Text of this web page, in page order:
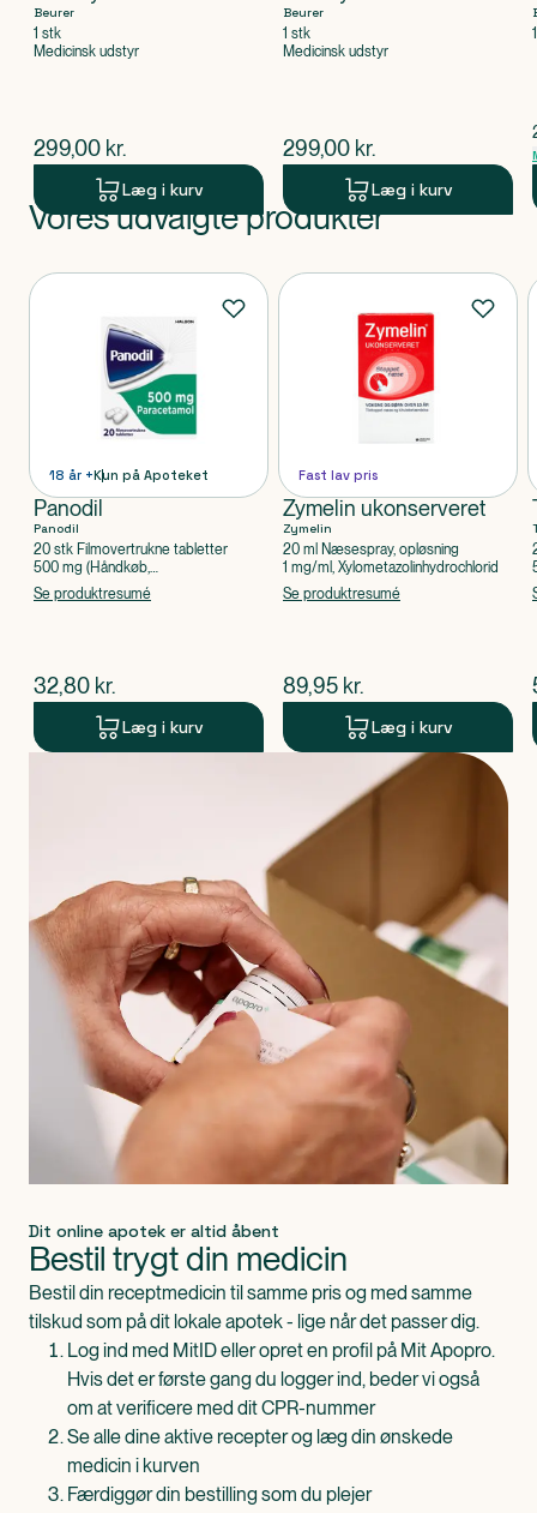
Beurer
1 stk
Medicinsk udstyr
$nuværende pris
299,00 kr.
Læg i kurv
Beurer
1 stk
Medicinsk udstyr
$nuværende pris
299,00 kr.
Læg i kurv
Produkt 1 af 0
Vores udvalgte produkter
Produkter
18 år +Kun på Apoteket
Panodil
Panodil
20 stk Filmovertrukne tabletter
500 mg (Håndkøb,
apoteksforbeholdt), Paracetamol
Se produktresumé
$nuværende pris
32,80 kr.
Læg i kurv
Fast lav pris
Zymelin ukonserveret
Zymelin
20 ml Næsespray, opløsning
1 mg/ml, Xylometazolinhydrochlorid
Se produktresumé
$nuværende pris
89,95 kr.
Læg i kurv
Dit online apotek er altid åbent
Bestil trygt din medicin
Bestil din receptmedicin til samme pris og med samme
tilskud som på dit lokale apotek - lige når det passer dig.
Log ind med MitID eller opret en profil på Mit Apopro.
Hvis det er første gang du logger ind, beder vi også
om at verificere med dit CPR-nummer
Se alle dine aktive recepter og læg din ønskede
medicin i kurven
Færdiggør din bestilling som du plejer